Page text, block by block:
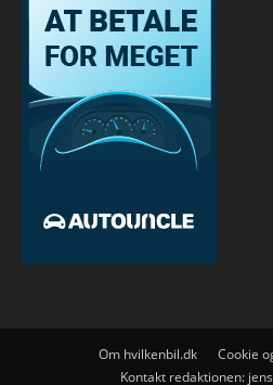
Om hvilkenbil.dk
Cookie
Kontakt redaktionen: